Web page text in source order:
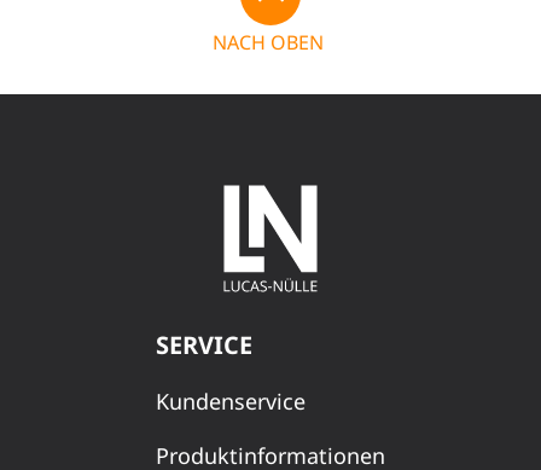
NACH OBEN
SERVICE
Kundenservice
Produktinformationen